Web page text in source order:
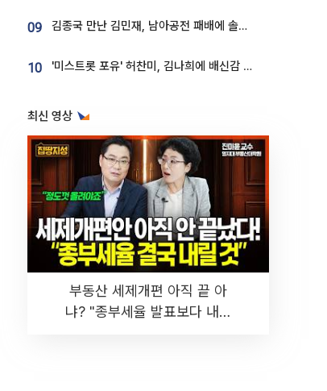
09 김종국 만난 김민재, 남아공전 패배에 솔직한 속내⋯"선수들도 못하긴 했다"
10 '미스트롯 포유' 허찬미, 김나희에 배신감 든 사연⋯"이상준 추천해주더라"
최신 영상
부동산 세제개편 아직 끝 아
냐? "종부세율 발표보다 내릴